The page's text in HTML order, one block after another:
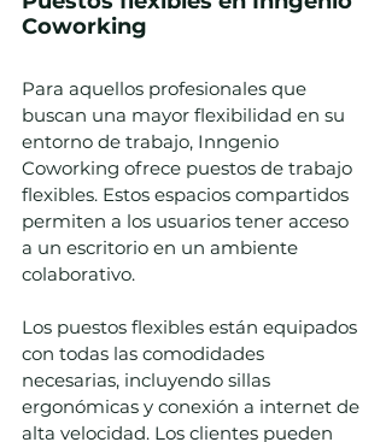
Coworking
Para aquellos profesionales que
buscan una mayor flexibilidad en su
entorno de trabajo, Inngenio
Coworking ofrece puestos de trabajo
flexibles. Estos espacios compartidos
permiten a los usuarios tener acceso
a un escritorio en un ambiente
colaborativo.
Los puestos flexibles están equipados
con todas las comodidades
necesarias, incluyendo sillas
ergonómicas y conexión a internet de
alta velocidad. Los clientes pueden